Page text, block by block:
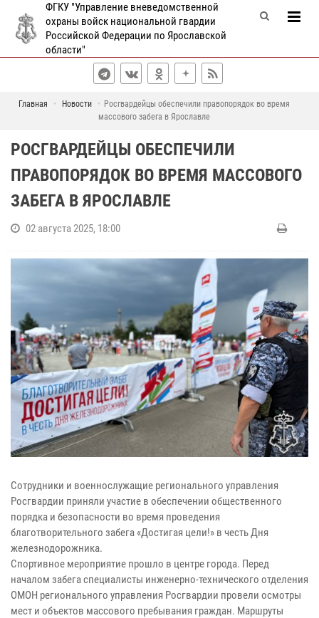
ФГКУ "Управление вневедомственной
охраны войск национальной гвардии
Российской Федерации по Ярославской
области"
Главная Новости
Росгвардейцы обеспечили правопорядок во время
массового забега в Ярославле
РОСГВАРДЕЙЦЫ ОБЕСПЕЧИЛИ
ПРАВОПОРЯДОК ВО ВРЕМЯ МАССОВОГО
ЗАБЕГА В ЯРОСЛАВЛЕ
02 августа 2025, 18:00
Сотрудники и военнослужащие регионального управления
Росгвардии приняли участие в обеспечении общественного
порядка и безопасности во время проведения
благотворительного забега «Достигая цели!» в честь Дня
железнодорожника.
Спортивное мероприятие прошло в центре города. Перед
началом забега специалисты инженерно-технического отделения
ОМОН регионального управления Росгвардии провели осмотры
мест и объектов массового пребывания граждан. Маршруты